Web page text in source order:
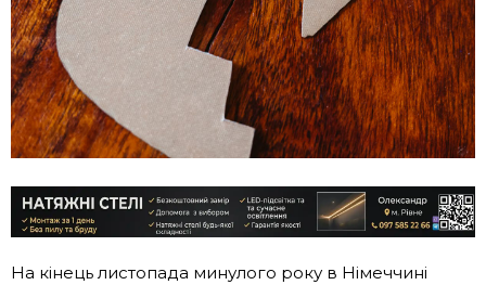
На кінець листопада минулого року в Німеччині